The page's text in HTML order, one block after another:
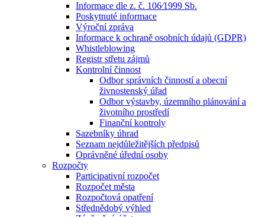
Informace dle z. č. 106⁄1999 Sb.
Poskytnuté informace
Výroční zpráva
Informace k ochraně osobních údajů (GDPR)
Whistleblowing
Registr střetu zájmů
Kontrolní činnost
Odbor správních činností a obecní
živnostenský úřad
Odbor výstavby, územního plánování a
životního prostředí
Finanční kontroly
Sazebníky úhrad
Seznam nejdůležitějších předpisů
Oprávněné úřední osoby
Rozpočty
Participativní rozpočet
Rozpočet města
Rozpočtová opatření
Střednědobý výhled